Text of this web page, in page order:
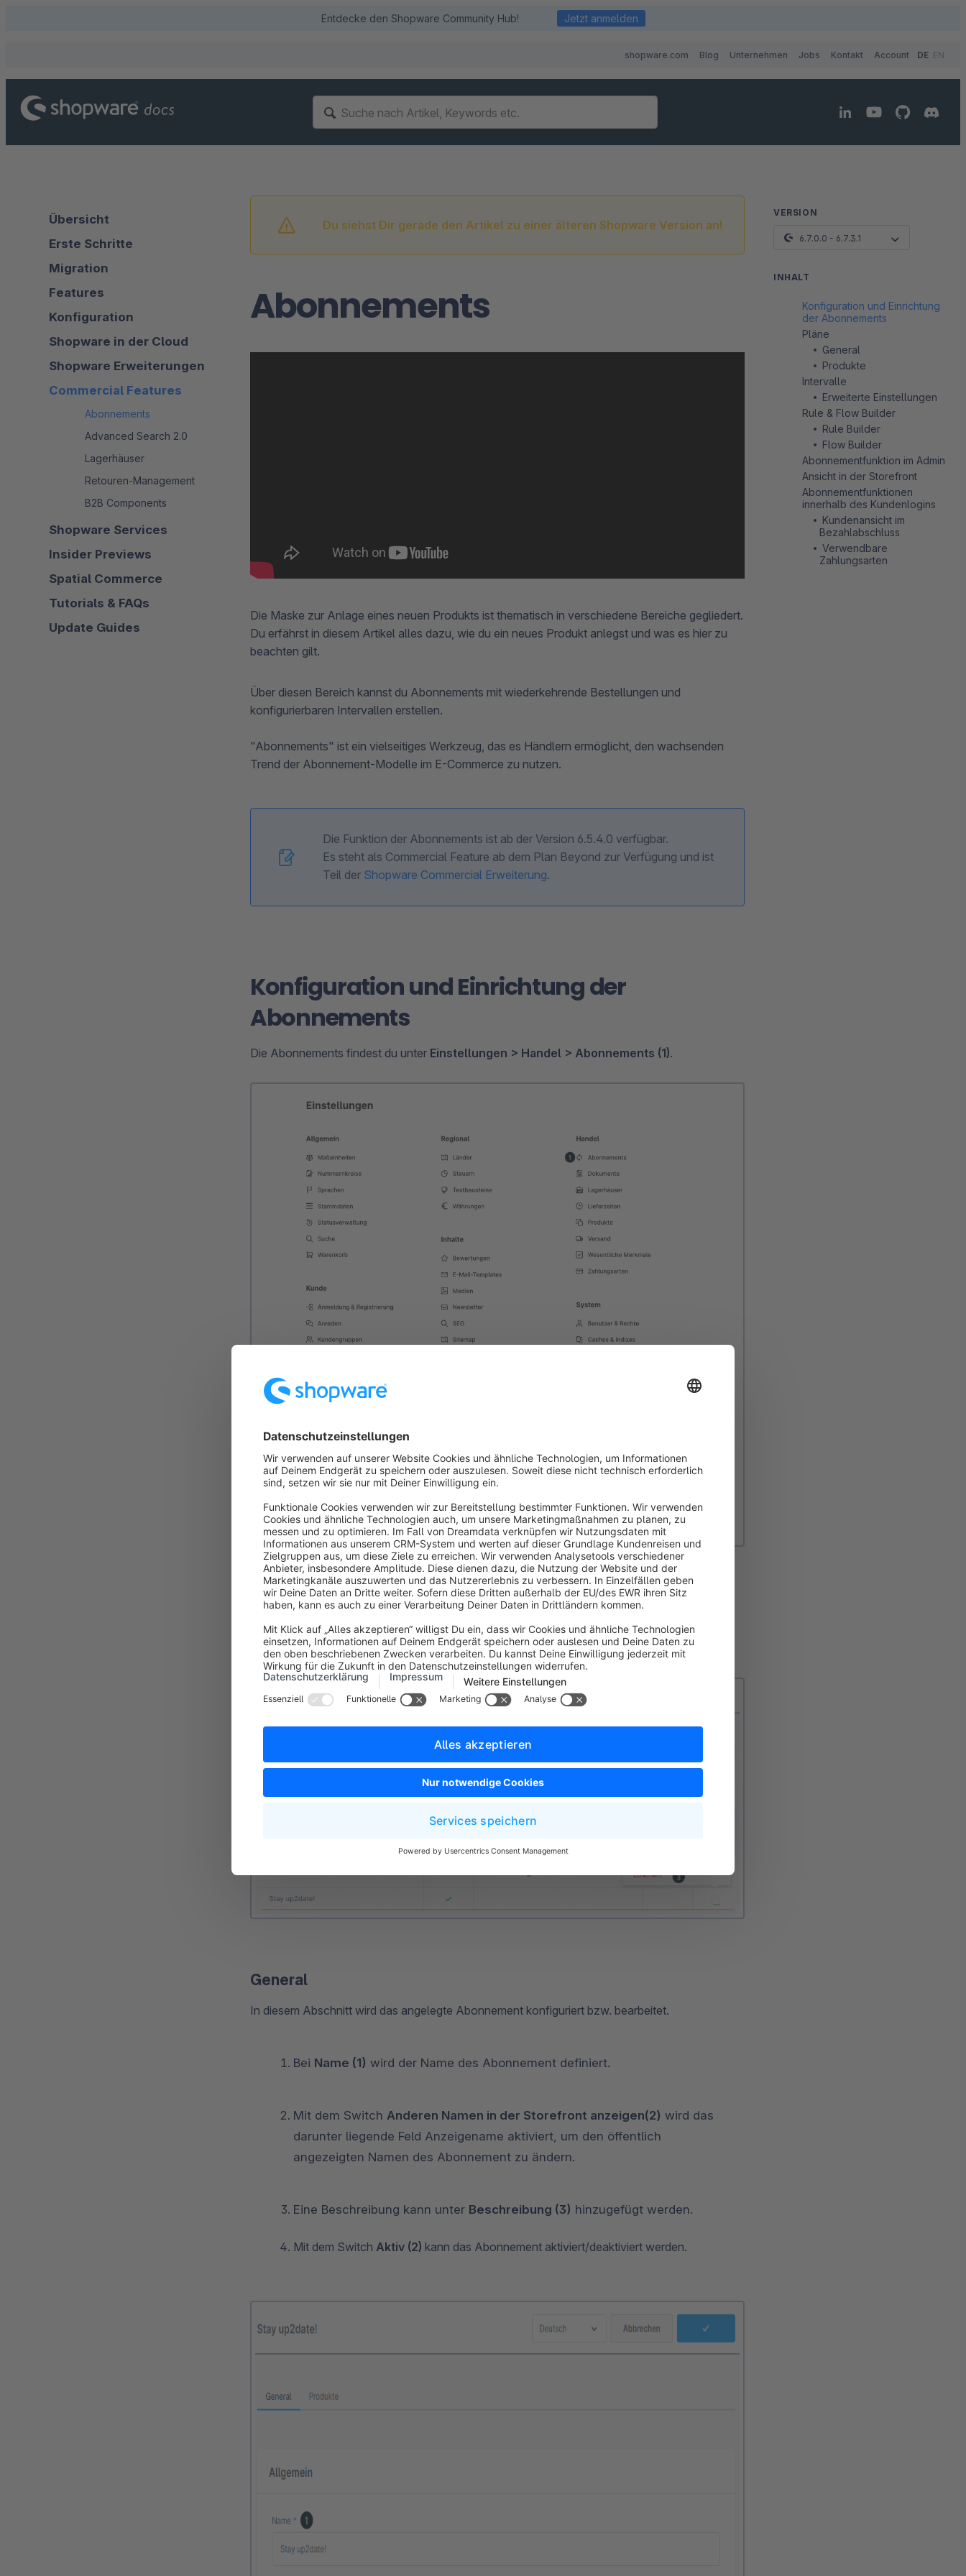
Entdecke den Shopware Community Hub! Jetzt anmelden
shopware.com Blog Unternehmen Jobs Kontakt Account DE EN
Übersicht
Erste Schritte
Migration
Features
Konfiguration
Shopware in der Cloud
Shopware Erweiterungen
Commercial Features
Abonnements
Advanced Search 2.0
Lagerhäuser
Retouren-Management
B2B Components
Shopware Services
Insider Previews
Spatial Commerce
Tutorials & FAQs
Update Guides
Du siehst Dir gerade den Artikel zu einer älteren Shopware Version an!
Abonnements
Die Maske zur Anlage eines neuen Produkts ist thematisch in verschiedene Bereiche gegliedert.
Du erfährst in diesem Artikel alles dazu, wie du ein neues Produkt anlegst und was es hier zu
beachten gilt.
Über diesen Bereich kannst du Abonnements mit wiederkehrende Bestellungen und
konfigurierbaren Intervallen erstellen.
"Abonnements" ist ein vielseitiges Werkzeug, das es Händlern ermöglicht, den wachsenden
Trend der Abonnement-Modelle im E-Commerce zu nutzen.
Die Funktion der Abonnements ist ab der Version 6.5.4.0 verfügbar.
Es steht als Commercial Feature ab dem Plan Beyond zur Verfügung und ist
Teil der Shopware Commercial Erweiterung.
Konfiguration und Einrichtung der
Abonnements
Die Abonnements findest du unter Einstellungen > Handel > Abonnements (1).
Pläne
Im Reiter Pläne kannst du neuePläne hinzufügen (1),bearbeiten (2) oder löschen (3).
General
In diesem Abschnitt wird das angelegte Abonnement konfiguriert bzw. bearbeitet.
Bei Name (1) wird der Name des Abonnement definiert.
Mit dem Switch Anderen Namen in der Storefront anzeigen(2) wird das
darunter liegende Feld Anzeigename aktiviert, um den öffentlich
angezeigten Namen des Abonnement zu ändern.
Eine Beschreibung kann unter Beschreibung (3) hinzugefügt werden.
Mit dem Switch Aktiv (2) kann das Abonnement aktiviert/deaktiviert werden.
VERSION
6.7.0.0 - 6.7.3.1
INHALT
Konfiguration und Einrichtung
der Abonnements
Pläne
General
Produkte
Intervalle
Erweiterte Einstellungen
Rule & Flow Builder
Rule Builder
Flow Builder
Abonnementfunktion im Admin
Ansicht in der Storefront
Abonnementfunktionen
innerhalb des Kundenlogins
Kundenansicht im
Bezahlabschluss
Verwendbare
Zahlungsarten